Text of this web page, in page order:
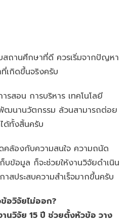
ถานศึกษาที่ดี ควรเริ่มจากปัญหา
เกิดขึ้นจริงครับ
ารสอน การบริหาร เทคโนโลยี
นานวัตกรรม ล้วนสามารถต่อย
ด้ทั้งสิ้นครับ
ล้องกับความสนใจ ความถนัด
ก็บข้อมูล ก็จะช่วยให้งานวิจัยดำเนิน
าสประสบความสำเร็จมากขึ้นครับ
อวิจัยไม่ออก?
นวิจัย 15 ปี ช่วยตั้งหัวข้อ วาง